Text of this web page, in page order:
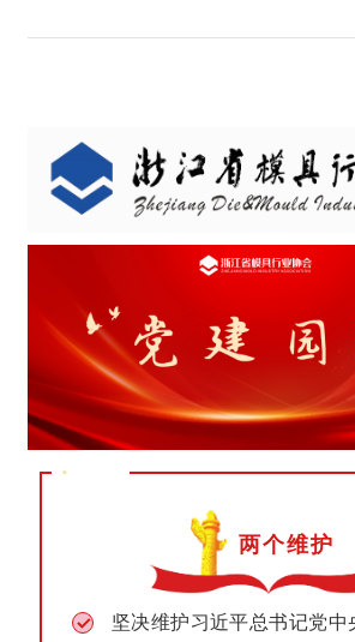
两个维护
坚决维护习近平总书记党中